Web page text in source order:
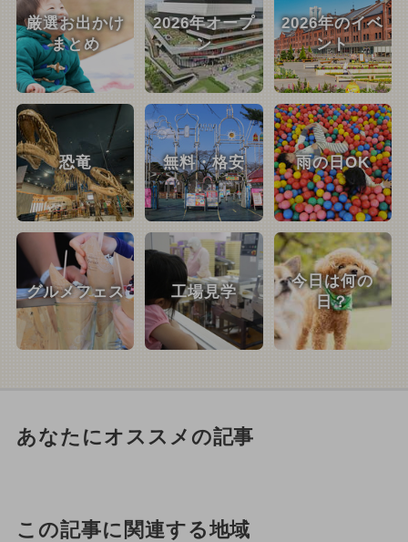
厳選お出かけ
まとめ
2026年オープ
ン
2026年のイベ
ント
恐竜 無料・格安 雨の日OK
グルメフェス 工場見学
今日は何の
日？
あなたにオススメの記事
この記事に関連する地域